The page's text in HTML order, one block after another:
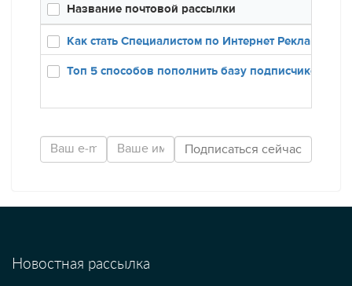
Название почтовой рассылки
Как стать Специалистом по Интернет Рекламе
Топ 5 способов пополнить базу подписчиков
Новостная рассылка